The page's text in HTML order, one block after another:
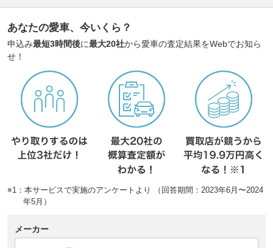
あなたの愛車、今いくら？
申込み最短3時間後に最大20社から愛車の査定結果をWebでお知ら
せ！
※1：本サービスで実施のアンケートより （回答期間：2023年6月〜2024
年5月）
メーカー